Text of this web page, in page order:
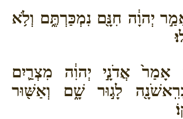
יְהוָ֔ה חִנָּ֖ם נִמְכַּרְתֶּ֑ם וְלֹ֥א
אָמַר֙ אֲדֹנָ֣י יְהוִ֔ה מִצְרַ֛יִם
לָג֣וּר שָׁ֑ם וְאַשּׁ֖וּר